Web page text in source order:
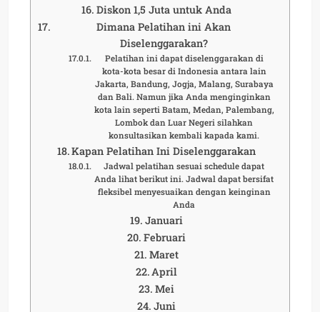
Diskon 1,5 Juta untuk Anda
Dimana Pelatihan ini Akan
Diselenggarakan?
Pelatihan ini dapat diselenggarakan di
kota-kota besar di Indonesia antara lain
Jakarta, Bandung, Jogja, Malang, Surabaya
dan Bali. Namun jika Anda menginginkan
kota lain seperti Batam, Medan, Palembang,
Lombok dan Luar Negeri silahkan
konsultasikan kembali kapada kami.
Kapan Pelatihan Ini Diselenggarakan
Jadwal pelatihan sesuai schedule dapat
Anda lihat berikut ini. Jadwal dapat bersifat
fleksibel menyesuaikan dengan keinginan
Anda
Januari
Februari
Maret
April
Mei
Juni